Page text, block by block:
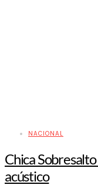
NACIONAL
Chica
acústico